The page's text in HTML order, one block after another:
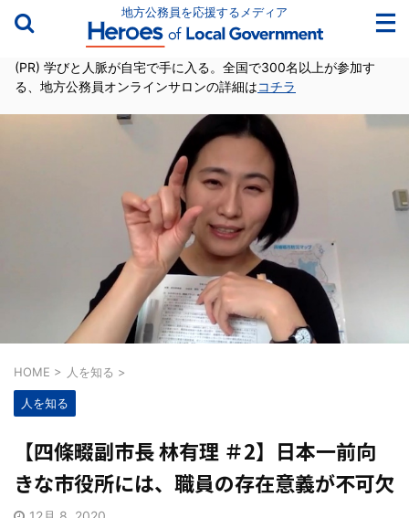
地方公務員を応援するメディア
(PR) 学びと人脈が自宅で手に入る。全国で300名以上が参加す
る、地方公務員オンラインサロンの詳細はコチラ
HOME > 人を知る >
人を知る
【四條畷副市長 林有理 ＃2】日本一前向
きな市役所には、職員の存在意義が不可欠